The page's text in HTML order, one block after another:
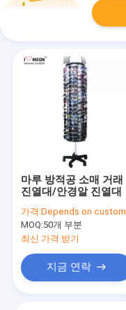
마루 방적공 소매 거래
진열대/안경알 진열대
가격:Depends on customer's needs
MOQ:50개 부분
최신 가격 받기
지금 연락